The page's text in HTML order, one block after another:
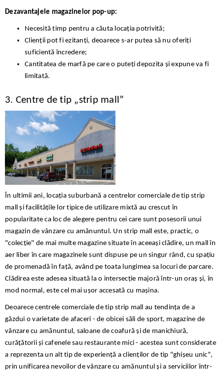
Dezavantajele magazinelor pop-up:
Necesită timp pentru a căuta locația potrivită;
Clienții pot fi ezitanți, deoarece s-ar putea să nu oferiți
suficientă încredere;
Cantitatea de marfă pe care o puteți depozita și expune va fi
limitată.
3. Centre de tip „strip mall”
În ultimii ani, locația suburbană a centrelor comerciale de tip strip
mall și facilitățile lor tipice de utilizare mixtă au crescut în
popularitate ca loc de alegere pentru cei care sunt posesorii unui
magazin de vânzare cu amănuntul. Un strip mall este, practic, o
"colecție" de mai multe magazine situate în aceeași clădire, un mall în
aer liber în care magazinele sunt dispuse pe un singur rând, cu spațiu
de promenadă în față, având pe toata lungimea sa locuri de parcare.
Clădirea este adesea situată la o intersecție majoră într-un oraș și, în
mod normal, este cel mai ușor accesată cu mașina.
Deoarece centrele comerciale de tip strip mall au tendința de a
găzdui o varietate de afaceri - de obicei săli de sport, magazine de
vânzare cu amănuntul, saloane de coafură și de manichiură,
curățătorii și cafenele sau restaurante mici - acestea sunt considerate
a reprezenta un alt tip de experiență a clienților de tip "ghișeu unic",
prin unificarea nevoilor de vânzare cu amănuntul și a serviciilor într-